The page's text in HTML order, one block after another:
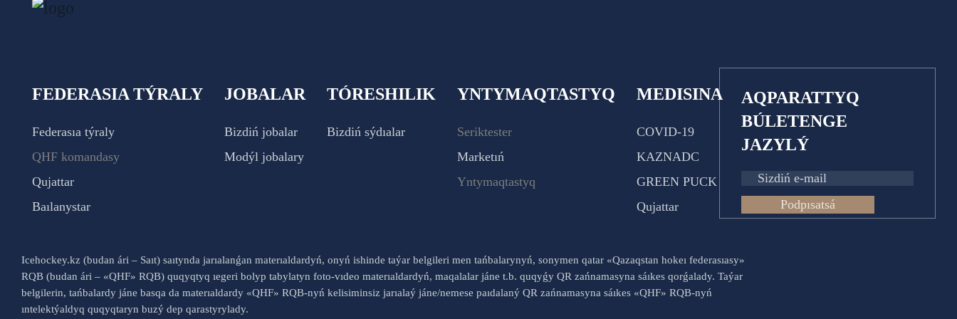
FEDERASIA TÝRALY
Federasıa týraly
QHF komandasy
Qujattar
Baılanystar
JOBALAR
Bizdiń jobalar
Modýl jobalary
TÓRESHILIK
Bizdiń sýdıalar
YNTYMAQTASTYQ
Seriktester
Marketıń
Yntymaqtastyq
MEDISINA
COVID-19
KAZNADC
GREEN PUCK
Qujattar
AQPARATTYQ
BÚLETENGE
JAZYLÝ
Podpısatsá
Icehockey.kz (budan ári – Saıt) saıtynda jarıalanǵan materıaldardyń, onyń ishinde taýar belgileri men tańbalarynyń, sonymen qatar «Qazaqstan hokeı federasıasy»
RQB (budan ári – «QHF» RQB) quqyqtyq ıegeri bolyp tabylatyn foto-vıdeo materıaldardyń, maqalalar jáne t.b. quqyǵy QR zańnamasyna sáıkes qorǵalady. Taýar
belgilerin, tańbalardy jáne basqa da materıaldardy «QHF» RQB-nyń kelisiminsiz jarıalaý jáne/nemese paıdalaný QR zańnamasyna sáıkes «QHF» RQB-nyń
ıntelektýaldyq quqyqtaryn buzý dep qarastyrylady.